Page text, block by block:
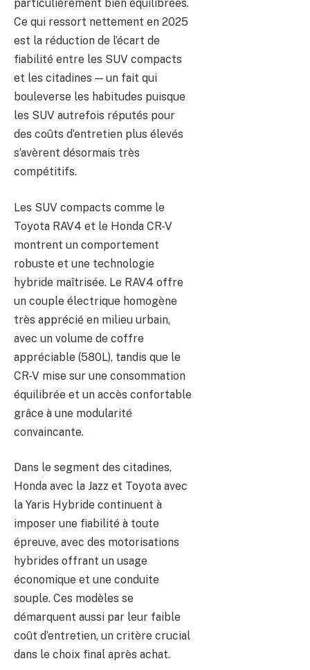
particulièrement bien équilibrées.
Ce qui ressort nettement en 2025
est la réduction de l’écart de
fiabilité entre les SUV compacts
et les citadines — un fait qui
bouleverse les habitudes puisque
les SUV autrefois réputés pour
des coûts d’entretien plus élevés
s’avèrent désormais très
compétitifs.
Les SUV compacts comme le
Toyota RAV4 et le Honda CR-V
montrent un comportement
robuste et une technologie
hybride maîtrisée. Le RAV4 offre
un couple électrique homogène
très apprécié en milieu urbain,
avec un volume de coffre
appréciable (580L), tandis que le
CR-V mise sur une consommation
équilibrée et un accès confortable
grâce à une modularité
convaincante.
Dans le segment des citadines,
Honda avec la Jazz et Toyota avec
la Yaris Hybride continuent à
imposer une fiabilité à toute
épreuve, avec des motorisations
hybrides offrant un usage
économique et une conduite
souple. Ces modèles se
démarquent aussi par leur faible
coût d’entretien, un critère crucial
dans le choix final après achat.